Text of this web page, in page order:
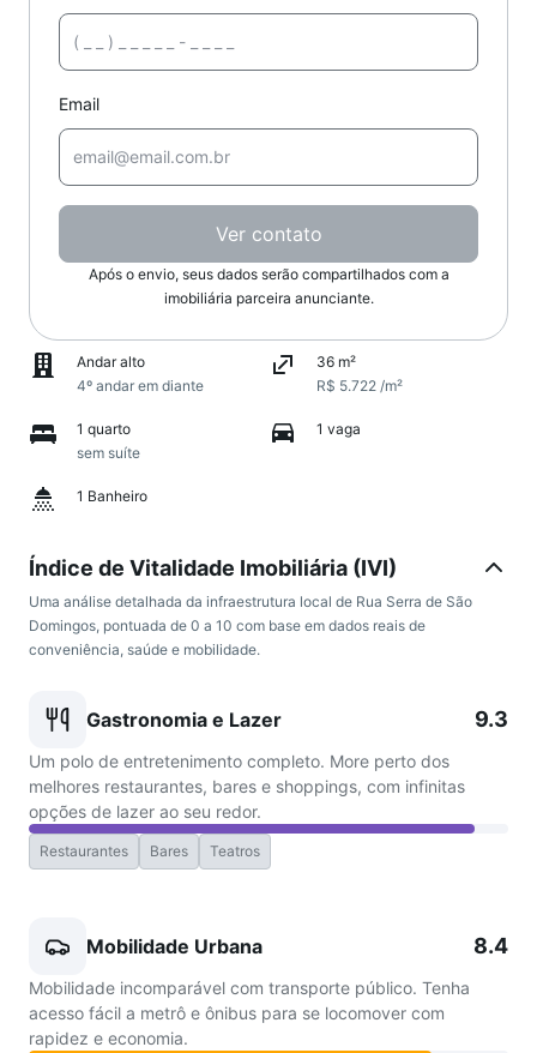
Email
Ver contato
Após o envio, seus dados serão compartilhados com a
imobiliária parceira anunciante.
Andar alto
4º andar em diante
36 m²
R$ 5.722 /m²
1 quarto
sem suíte
1 vaga
1 Banheiro
Índice de Vitalidade Imobiliária (IVI)
Uma análise detalhada da infraestrutura local de Rua Serra de São
Domingos, pontuada de 0 a 10 com base em dados reais de
conveniência, saúde e mobilidade.
Gastronomia e Lazer 9.3
Um polo de entretenimento completo. More perto dos
melhores restaurantes, bares e shoppings, com infinitas
opções de lazer ao seu redor.
Restaurantes Bares Teatros
Mobilidade Urbana 8.4
Mobilidade incomparável com transporte público. Tenha
acesso fácil a metrô e ônibus para se locomover com
rapidez e economia.